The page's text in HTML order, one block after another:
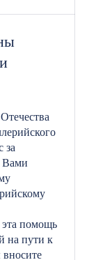
за
Вами
эта помощь
на пути к